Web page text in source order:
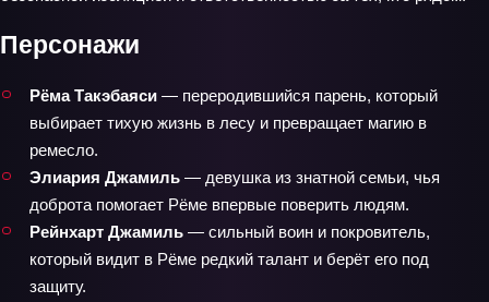
Персонажи
Рёма Такэбаяси — переродившийся парень, который
выбирает тихую жизнь в лесу и превращает магию в
ремесло.
Элиария Джамиль — девушка из знатной семьи, чья
доброта помогает Рёме впервые поверить людям.
Рейнхарт Джамиль — сильный воин и покровитель,
который видит в Рёме редкий талант и берёт его под
защиту.